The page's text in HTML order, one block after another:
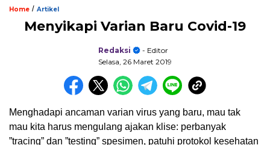
Home / Artikel
Menyikapi Varian Baru Covid-19
Redaksi
- Editor
Selasa, 26 Maret 2019
Menghadapi ancaman varian virus yang baru, mau tak
mau kita harus mengulang ajakan klise: perbanyak
”tracing” dan ”testing” spesimen, patuhi protokol kesehatan